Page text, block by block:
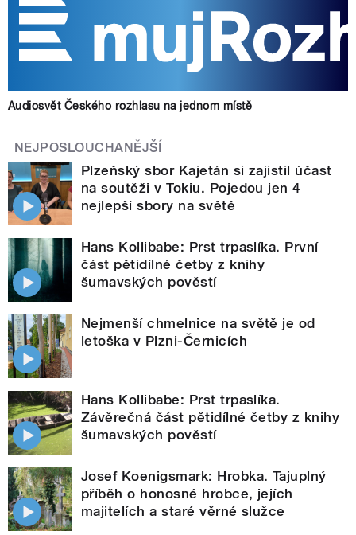
Audiosvět Českého rozhlasu na jednom místě
NEJPOSLOUCHANĚJŠÍ
Plzeňský sbor Kajetán si zajistil účast
na soutěži v Tokiu. Pojedou jen 4
nejlepší sbory na světě
Hans Kollibabe: Prst trpaslíka. První
část pětidílné četby z knihy
šumavských pověstí
Nejmenší chmelnice na světě je od
letoška v Plzni-Černicích
Hans Kollibabe: Prst trpaslíka.
Závěrečná část pětidílné četby z knihy
šumavských pověstí
Josef Koenigsmark: Hrobka. Tajuplný
příběh o honosné hrobce, jejích
majitelích a staré věrné služce